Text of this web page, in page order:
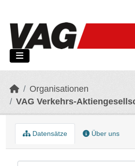
Organisationen
VAG Verkehrs-
Datensätze Über uns